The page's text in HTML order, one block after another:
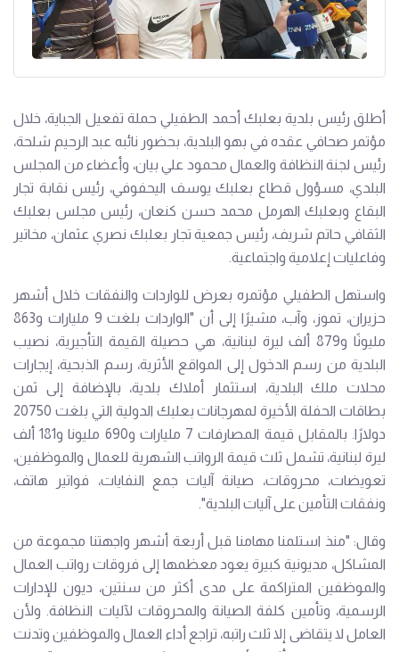
أطلق رئيس بلدية بعلبك أحمد الطفيلي حملة تفعيل الجباية، خلال
مؤتمر صحافي عقده في بهو البلدية، بحضور نائبه عبد الرحيم شلحة،
رئيس لجنة النظافة والعمال محمود علي بيان، وأعضاء من المجلس
البلدي، مسؤول قطاع بعلبك يوسف اليحفوفي، رئيس نقابة تجار
البقاع وبعلبك الهرمل محمد حسن كنعان، رئيس مجلس بعلبك
الثقافي حاتم شريف، رئيس جمعية تجار بعلبك نصري عثمان، مخاتير
وفاعليات إعلامية واجتماعية.
واستهل الطفيلي مؤتمره بعرض للواردات والنفقات خلال أشهر
حزيران، تموز، وآب، مشيرًا إلى أن "الواردات بلغت 9 مليارات و863
مليونًا و879 ألف ليرة لبنانية، هي حصيلة القيمة التأجيرية، نصيب
البلدية من رسم الدخول إلى المواقع الأثرية، رسم الذبحية، إيجارات
محلات ملك البلدية، استثمار أملاك بلدية، بالإضافة إلى ثمن
بطاقات الحفلة الأخيرة لمهرجانات بعلبك الدولية التي بلغت 20750
دولارًا. بالمقابل قيمة المصارفات 7 مليارات و690 مليونا و181 ألف
ليرة لبنانية، تشمل ثلث قيمة الرواتب الشهرية للعمال والموظفين،
تعويضات، محروقات، صيانة آليات جمع النفايات، فواتير هاتف،
ونفقات التأمين على آليات البلدية".
وقال: "منذ استلمنا مهامنا قبل أربعة أشهر واجهتنا مجموعة من
المشاكل، مديونية كبيرة يعود معظمها إلى فروقات رواتب العمال
والموظفين المتراكمة على مدى أكثر من سنتين، ديون للإدارات
الرسمية، وتأمين كلفة الصيانة والمحروقات لآليات النظافة. ولأن
العامل لا يتقاضى إلا ثلث راتبه، تراجع أداء العمال والموظفين وتدنت